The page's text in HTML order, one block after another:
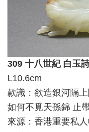
309 十八世紀 白玉
L10.6cm
款識：欲造銀河隔
如何不覓天孫錦 止
來源：香港重要私